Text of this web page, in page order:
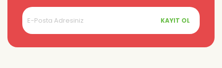
KAYIT OL